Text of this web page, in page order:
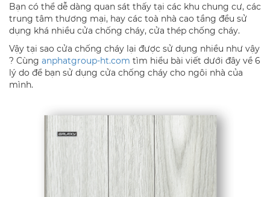
Bạn có thể dễ dàng quan sát thấy tại các khu chung cư, các
trung tâm thương mại, hay các toà nhà cao tầng đều sử
dụng khá nhiều cửa chống cháy, cửa thép chống cháy.
Vậy tại sao cửa chống cháy lại được sử dụng nhiều như vậy
? Cùng anphatgroup-ht.com tìm hiểu bài viết dưới đây về 6
lý do để bạn sử dụng cửa chống cháy cho ngôi nhà của
mình.